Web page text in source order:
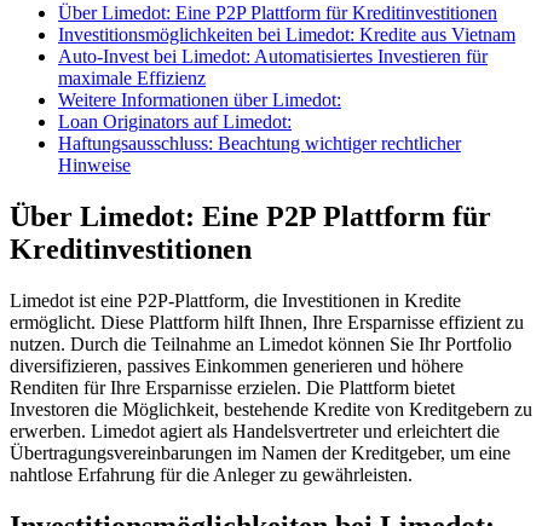
Über Limedot: Eine P2P Plattform für Kreditinvestitionen
Investitionsmöglichkeiten bei Limedot: Kredite aus Vietnam
Auto-Invest bei Limedot: Automatisiertes Investieren für
maximale Effizienz
Weitere Informationen über Limedot:
Loan Originators auf Limedot:
Haftungsausschluss: Beachtung wichtiger rechtlicher
Hinweise
Über Limedot: Eine P2P Plattform für
Kreditinvestitionen
Limedot ist eine P2P-Plattform, die Investitionen in Kredite
ermöglicht. Diese Plattform hilft Ihnen, Ihre Ersparnisse effizient zu
nutzen. Durch die Teilnahme an Limedot können Sie Ihr Portfolio
diversifizieren, passives Einkommen generieren und höhere
Renditen für Ihre Ersparnisse erzielen. Die Plattform bietet
Investoren die Möglichkeit, bestehende Kredite von Kreditgebern zu
erwerben. Limedot agiert als Handelsvertreter und erleichtert die
Übertragungsvereinbarungen im Namen der Kreditgeber, um eine
nahtlose Erfahrung für die Anleger zu gewährleisten.